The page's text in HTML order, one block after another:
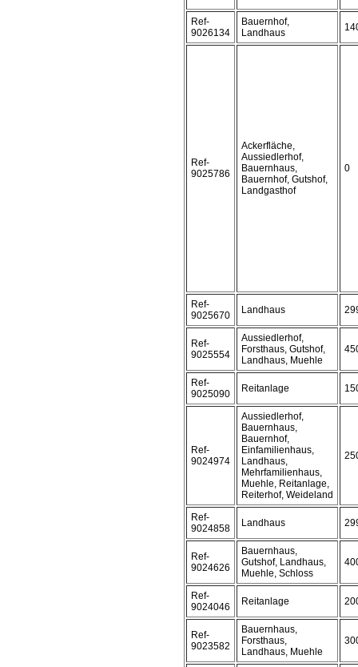
Ref-
9026134
Bauernhof,
Landhaus
Ref-
9025786
Ackerfläche,
Aussiedlerhof,
Bauernhaus,
Bauernhof, Gutshof,
Landgasthof
0
Ref-
9025670
Landhaus
Ref-
9025554
Aussiedlerhof,
Forsthaus, Gutshof,
Landhaus, Muehle
Ref-
9025090
Reitanlage
Ref-
9024974
Aussiedlerhof,
Bauernhaus,
Bauernhof,
Einfamilienhaus,
Landhaus,
Mehrfamilienhaus,
Muehle, Reitanlage,
Reiterhof, Weideland
Ref-
9024858
Landhaus
Ref-
9024626
Bauernhaus,
Gutshof, Landhaus,
Muehle, Schloss
Ref-
9024046
Reitanlage
Ref-
9023582
Bauernhaus,
Forsthaus,
Landhaus, Muehle